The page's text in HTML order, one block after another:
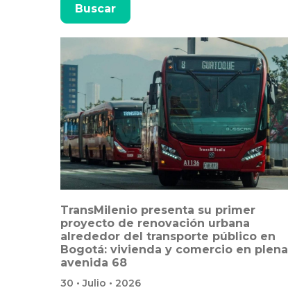
TransMilenio presenta su primer
proyecto de renovación urbana
alrededor del transporte público en
Bogotá: vivienda y comercio en plena
avenida 68
30 • Julio • 2026